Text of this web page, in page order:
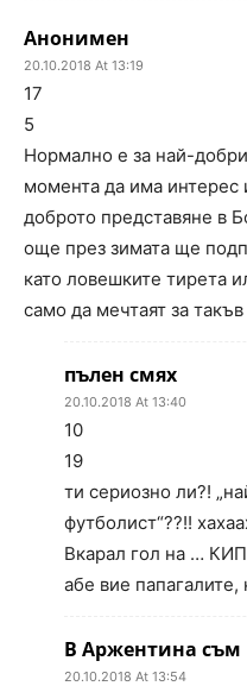
Анонимен
20.10.2018 At 13:19
17
5
Нормално е за най-
момента да има
доброто представяне в
още през зимата ще
като ловешките тирета
само да мечтаят за такъв
пълен смях
20.10.2018 At 13:40
10
19
ти сериозно ли?!
футболист“??!!
Вкарал гол на …
абе вие
В Аржентина съм
20.10.2018 At 13:54